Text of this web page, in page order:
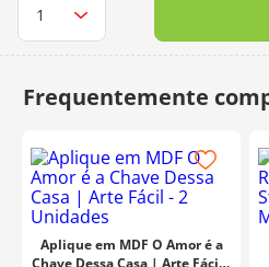
Aplique em MDF O Amor é a
Chave Dessa Casa | Arte Fácil -
9
10º dmc